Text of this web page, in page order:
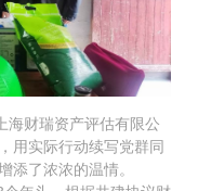
财瑞资产评估有限公
用实际行动续写党群同
增添了浓浓的温情。